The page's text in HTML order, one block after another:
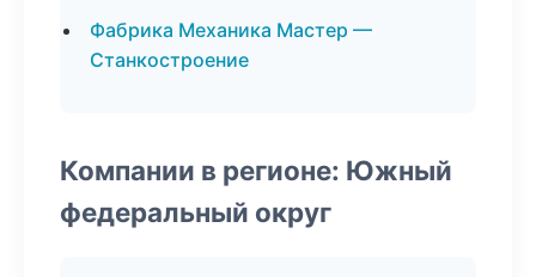
Фабрика Механика Мастер —
Станкостроение
Компании в регионе: Южный
федеральный округ